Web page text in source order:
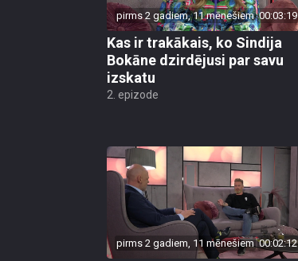
pirms 2 gadiem, 11 mēnešiem 00:03:19
Kas ir trakākais, ko Sindija
Bokāne dzirdējusi par savu
izskatu
2. epizode
pirms 2 gadiem, 11 mēnešiem 00:02:12